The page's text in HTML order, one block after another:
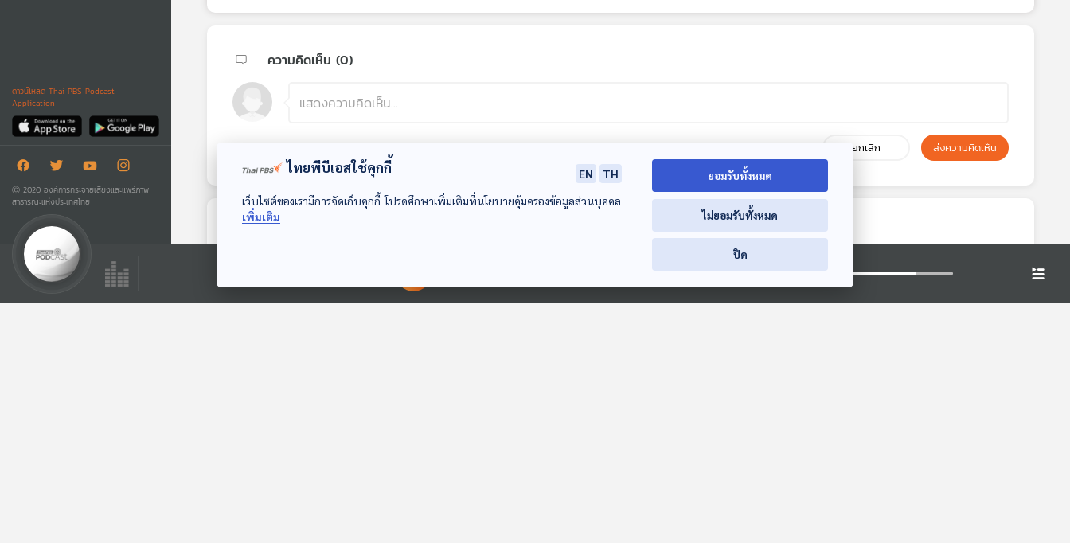
ดาวน์โหลด Thai PBS Podcast
Application
Ⓒ 2020 องค์การกระจายเสียงและแพร่ภาพ
สาธารณะแห่งประเทศไทย
ความคิดเห็น (0)
ยกเลิก ส่งความคิดเห็น
00:00:00
ไทยพีบีเอสใช้คุกกี้ EN
TH
เว็บไซต์ของเรามีการจัดเก็บคุกกี้ โปรดศึกษาเพิ่มเติมที่นโยบายคุ้มครองข้อมูลส่วนบุคคล
เพิ่มเติม
ยอมรับทั้งหมด
ไม่ยอมรับทั้งหมด
ปิด